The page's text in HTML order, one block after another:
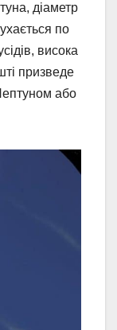
діаметр
по
висока
призведе
або